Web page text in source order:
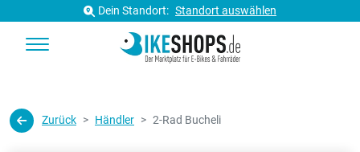
Dein Standort: Standort auswählen
Zurück Händler 2-Rad Bucheli